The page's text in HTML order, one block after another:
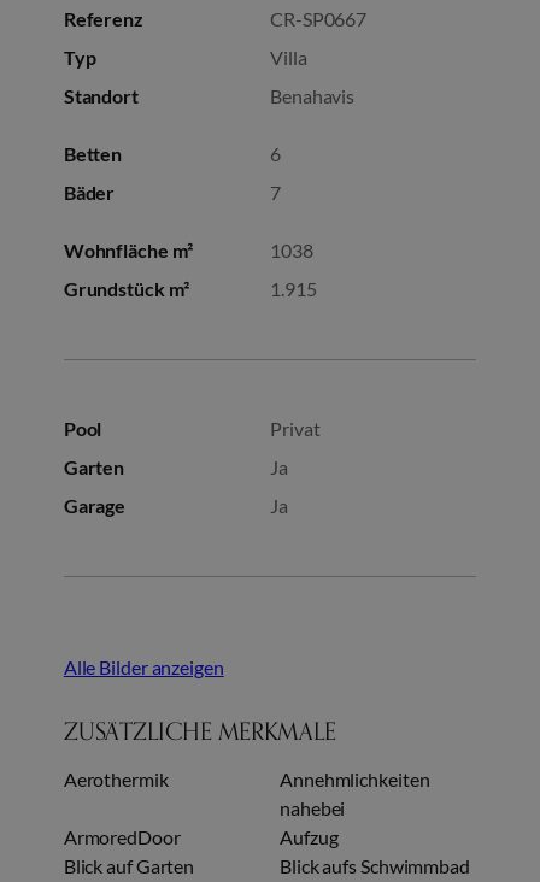
Referenz
CR-SP0667
Typ
Villa
Standort
Benahavis
Betten
6
Bäder
7
Wohnfläche m²
1038
Grundstück m²
1.915
Pool
Privat
Garten
Ja
Garage
Ja
Alle Bilder anzeigen
ZUSÄTZLICHE MERKMALE
Aerothermik
Annehmlichkeiten
nahebei
ArmoredDoor
Aufzug
Blick auf Garten
Blick aufs Schwimmbad